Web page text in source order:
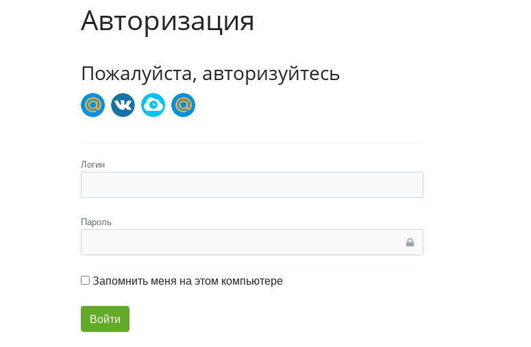
Авторизация
Пожалуйста, авторизуйтесь
Логин
Пароль
Запомнить меня на этом компьютере